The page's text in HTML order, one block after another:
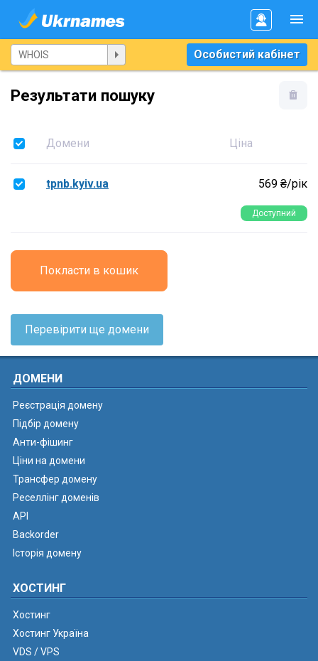
Особистий кабінет
Результати пошуку
Домени Ціна
tpnb.kyiv.ua 569 ₴/рік
Доступний
Покласти в кошик
Перевірити ще домени
ДОМЕНИ
Реєстрація домену
Підбір домену
Анти-фішинг
Ціни на домени
Трансфер домену
Реселлінг доменів
API
Backorder
Історія домену
ХОСТИНГ
Хостинг
Хостинг Україна
VDS / VPS